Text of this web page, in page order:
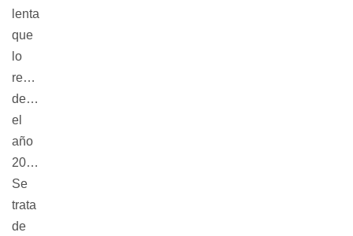
lenta
que
lo
representa
desde
el
año
2002.
Se
trata
de